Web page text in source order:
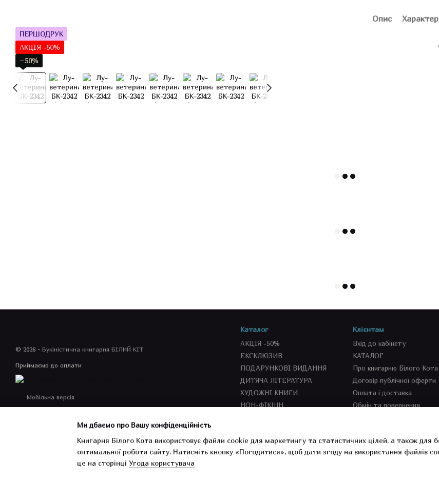
ПЕРШОДРУК
АКЦІЯ -50%
−50%
Опис
© 2026 - Букіністична книгарня БІЛИЙ КІТ
Приймаємо до оплати
Мобільна версія
Інтернет-магазин створений з Хорошоп
Каталог
АКЦІЯ -50%
ЕКСКЛЮЗИВ
ПОДАРУНКОВІ ВИДАННЯ
ДИТЯЧА ЛІТЕРАТУРА
ХУДОЖНІ КНИГИ
НОН-ФІКШН
СУВЕНІРКА
Клієнтам
Вхід до кабінету
КАТАЛОГ
Про книгарню Білого Кота
Договір публічної оферти
Оплата і доставка
Обмін та повернення
Ми дбаємо про Вашу конфіденційність
Книгарня Білого Кота використовує файли cookie для маркетингу та статистичних цілей, а також для
оптимальної роботи сайту. Натисніть кнопку «Погодитися», щоб дати згоду на використання файлів
це на сторінці Угода користувача